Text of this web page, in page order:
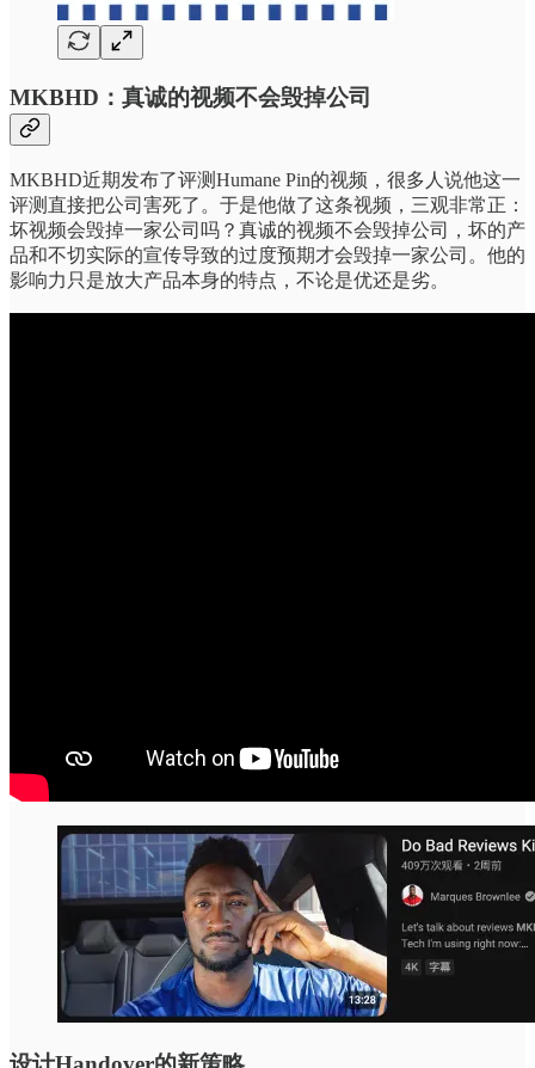
MKBHD：真诚的视频不会毁掉公司
MKBHD近期发布了评测Humane Pin的视频，很多人说他这一
评测直接把公司害死了。于是他做了这条视频，三观非常正：
坏视频会毁掉一家公司吗？真诚的视频不会毁掉公司，坏的产
品和不切实际的宣传导致的过度预期才会毁掉一家公司。他的
影响力只是放大产品本身的特点，不论是优还是劣。